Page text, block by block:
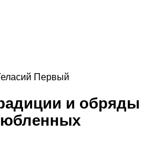
Первый
и обряды